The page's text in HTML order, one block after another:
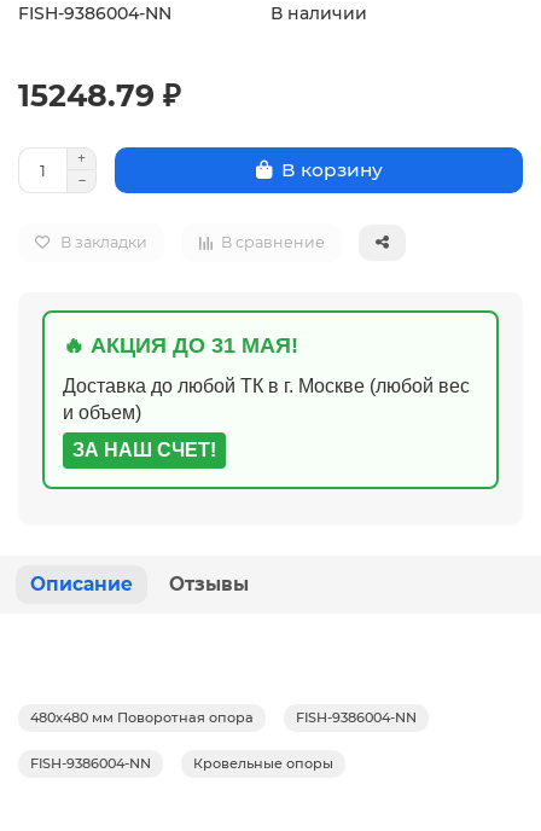
FISH-9386004-NN В наличии
15248.79 ₽
В корзину
В закладки В сравнение
🔥 АКЦИЯ ДО 31 МАЯ!
Доставка до любой ТК в г. Москве (любой вес
и объем)
ЗА НАШ СЧЕТ!
Описание Отзывы
480x480 мм Поворотная опора FISH-9386004-NN
FISH-9386004-NN Кровельные опоры